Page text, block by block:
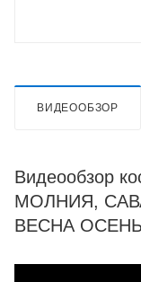
ВИДЕООБЗОР
Видеообзор
МОЛНИЯ,
ВЕСНА ОСЕНЬ